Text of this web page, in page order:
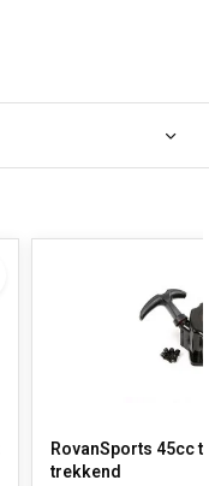
RovanSports 45cc
trekkend